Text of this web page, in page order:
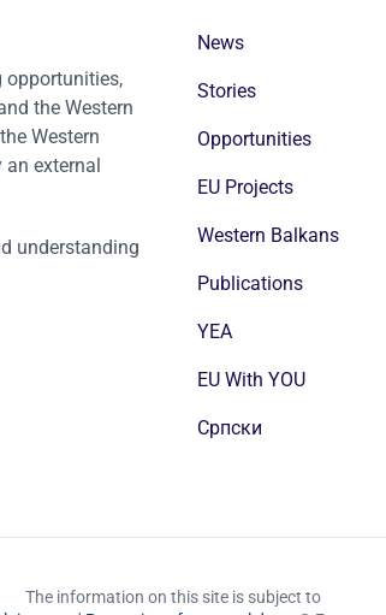
opportunities,
the Western
Western
an external
understanding
News
Stories
Opportunities
EU Projects
Western Balkans
Publications
YEA
EU With YOU
Cрпски
The information on this site is subject to